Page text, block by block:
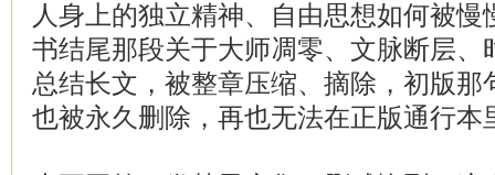
人身上的独立精神、自由思想如何被
书结尾那段关于大师凋零、文脉断层、
总结长文，被整章压缩、摘除，初版
也被永久删除，再也无法在正版通行本